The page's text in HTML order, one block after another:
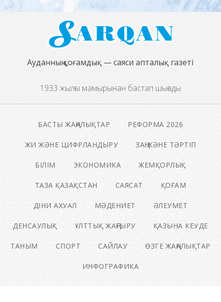
Ауданның қоғамдық — саяси апталық газеті
1933 жылғы мамырынан бастап шығады
БАСТЫ ЖАҢАЛЫҚТАР РЕФОРМА 2026
ЖИ ЖӘНЕ ЦИФРЛАНДЫРУ ЗАҢ ЖӘНЕ ТӘРТІП
БІЛІМ ЭКОНОМИКА ЖЕМҚОРЛЫҚ
ТАЗА ҚАЗАҚСТАН САЯСАТ ҚОҒАМ
ДІНИ АХУАЛ МӘДЕНИЕТ ӘЛЕУМЕТ
ДЕНСАУЛЫҚ ҰЛТТЫҚ ЖАҢҒЫРУ ҚАЗЫНА КЕУДЕ
ТАНЫМ СПОРТ САЙЛАУ ӨЗГЕ ЖАҢАЛЫҚТАР
ИНФОГРАФИКА